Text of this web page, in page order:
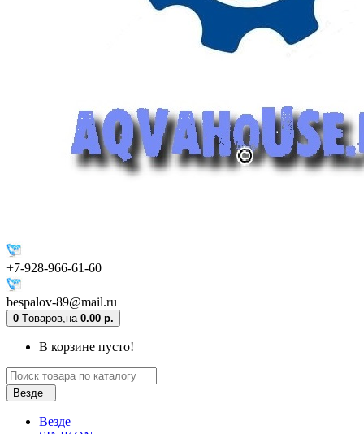
+7-928-966-61-60
bespalov-89@mail.ru
0 Tоваров,на 0.00 р.
В корзине пусто!
Везде
Везде